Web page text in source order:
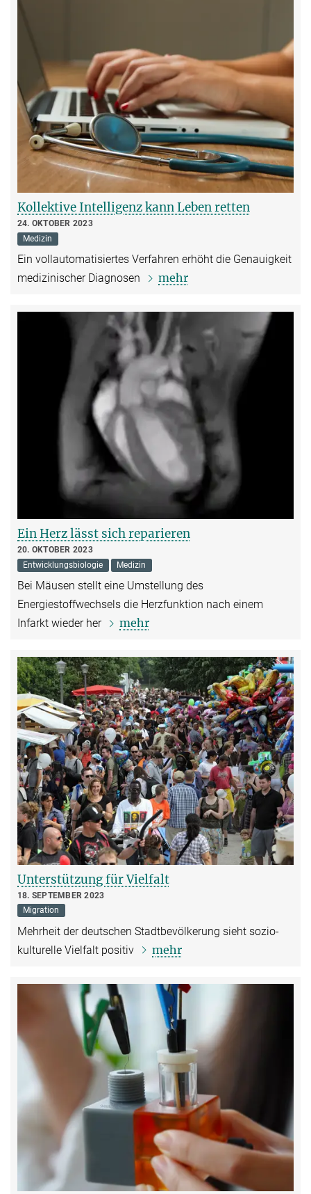
Kollektive Intelligenz kann Leben retten
24. OKTOBER 2023
Medizin
Ein vollautomatisiertes Verfahren erhöht die Genauigkeit
medizinischer Diagnosen
mehr
Ein Herz lässt sich reparieren
20. OKTOBER 2023
Entwicklungsbiologie
Medizin
Bei Mäusen stellt eine Umstellung des
Energiestoffwechsels die Herzfunktion nach einem
Infarkt wieder her
mehr
Unterstützung für Vielfalt
18. SEPTEMBER 2023
Migration
Mehrheit der deutschen Stadtbevölkerung sieht sozio-
kulturelle Vielfalt positiv
mehr